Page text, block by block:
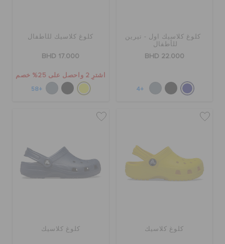
كلوغ كلاسيك اول - تيرين
للأطفال
BHD 22.000
+4
كلوغ كلاسيك للأطفال
BHD 17.000
اشترِ 2 واحصل على 25% خصم
+58
كلوغ كلاسيك كلوغ كلاسيك